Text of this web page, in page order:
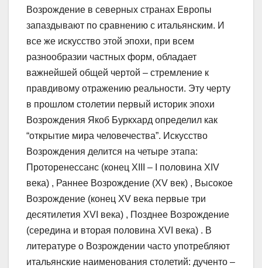
Возрождение в северных странах Европы
запаздывают по сравнению с итальянским. И
все же искусство этой эпохи, при всем
разнообразии частных форм, обладает
важнейшей общей чертой – стремление к
правдивому отражению реальности. Эту черту
в прошлом столетии первый историк эпохи
Возрождения Якоб Буркхард определил как
“открытие мира человечества”. Искусство
Возрождения делится на четыре этапа:
Проторенессанс (конец XIII – I половина XIV
века) , Раннее Возрождение (XV век) , Высокое
Возрождение (конец XV века первые три
десятилетия XVI века) , Позднее Возрождение
(середина и вторая половина XVI века) . В
литературе о Возрождении часто употребляют
итальянские наименования столетий: дученто –